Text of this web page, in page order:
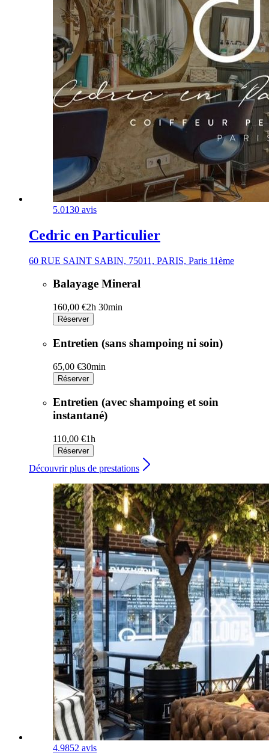
5.0130 avis
Cedric en Particulier
60 RUE SAINT SABIN, 75011, PARIS, Paris 11ème
Balayage Mineral
160,00 €2h 30min
Réserver
Entretien (sans shampoing ni soin)
65,00 €30min
Réserver
Entretien (avec shampoing et soin
instantané)
110,00 €1h
Réserver
Découvrir plus de prestations
4.9852 avis